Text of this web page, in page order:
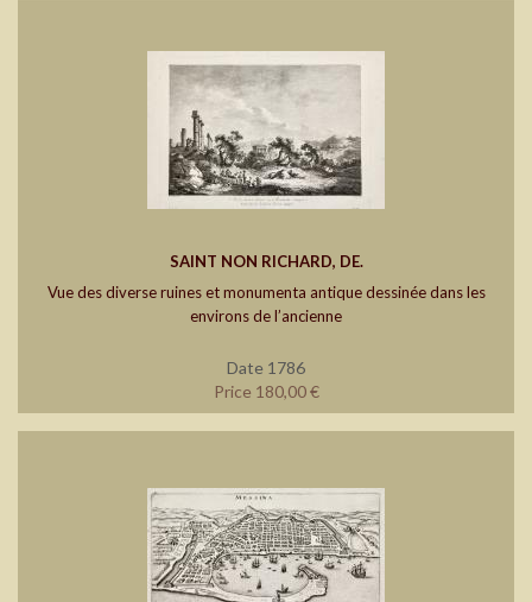
SAINT NON RICHARD, DE.
Vue des diverse ruines et monumenta antique dessinée dans les
environs de l’ancienne
Date 1786
Price 180,00 €